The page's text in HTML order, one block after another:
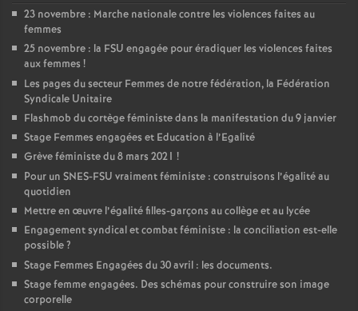
23 novembre : Marche nationale contre les violences faites au
femmes
25 novembre : la FSU engagée pour éradiquer les violences faites
aux femmes !
Les pages du secteur Femmes de notre fédération, la Fédération
Syndicale Unitaire
Flashmob du cortège féministe dans la manifestation du 9 janvier
Stage Femmes engagées et Education à l’Egalité
Grève féministe du 8 mars 2021 !
Pour un SNES-FSU vraiment féministe : construisons l’égalité au
quotidien
Mettre en œuvre l’égalité filles-garçons au collège et au lycée
Engagement syndical et combat féministe : la conciliation est-elle
possible?
Stage Femmes Engagées du 30 avril : les documents.
Stage femme engagées. Des schémas pour construire son image
corporelle